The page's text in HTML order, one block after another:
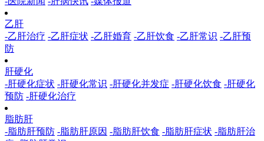
乙肝
-乙肝治疗 -乙肝症状 -乙肝婚育 -乙肝饮食 -乙肝常识 -乙肝预
防
肝硬化
-肝硬化症状 -肝硬化常识 -肝硬化并发症 -肝硬化饮食 -肝硬化
预防 -肝硬化治疗
脂肪肝
-脂肪肝预防 -脂肪肝原因 -脂肪肝饮食 -脂肪肝症状 -脂肪肝治